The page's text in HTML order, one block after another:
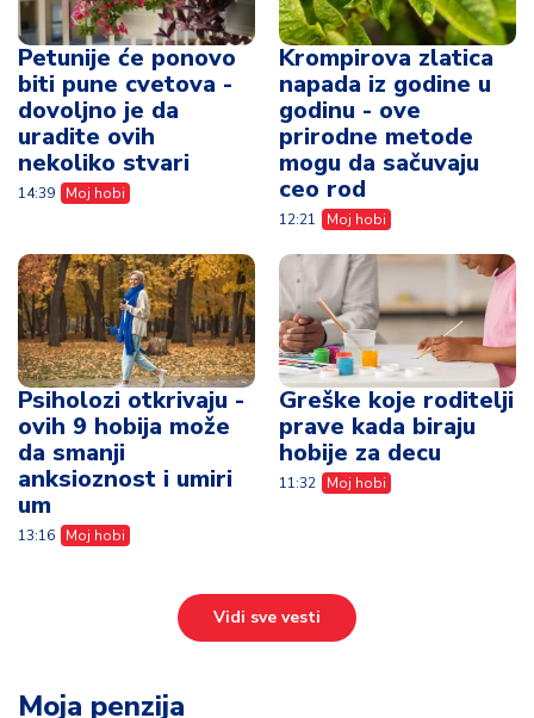
Petunije će ponovo
biti pune cvetova -
dovoljno je da
uradite ovih
nekoliko stvari
14:39 Moj hobi
Krompirova zlatica
napada iz godine u
godinu - ove
prirodne metode
mogu da sačuvaju
ceo rod
12:21 Moj hobi
Psiholozi otkrivaju -
ovih 9 hobija može
da smanji
anksioznost i umiri
um
13:16 Moj hobi
Greške koje roditelji
prave kada biraju
hobije za decu
11:32 Moj hobi
Vidi sve vesti
Moja penzija